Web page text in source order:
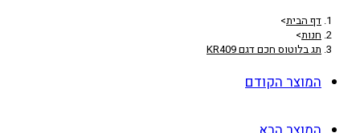
דף הבית>
חנות>
תג בלוטוס חכם דגם KR409
המוצר הקודם